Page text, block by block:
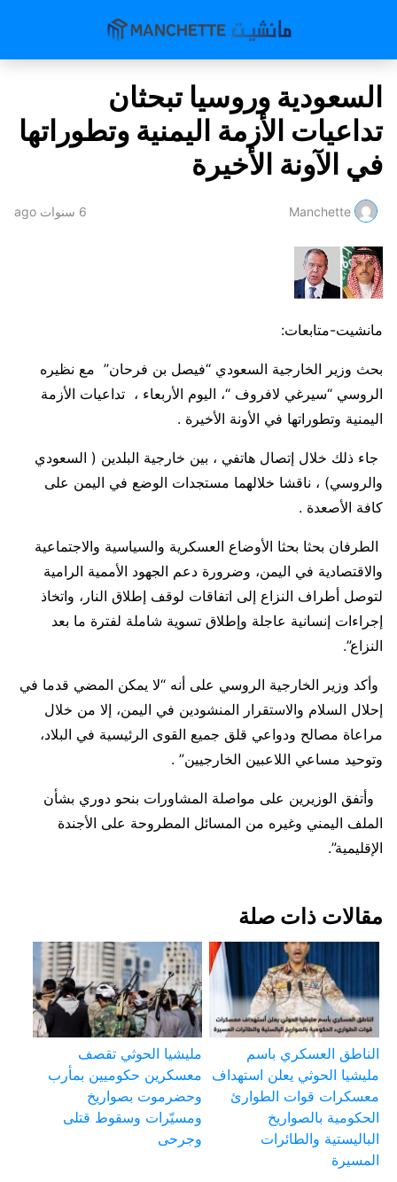
السعودية وروسيا تبحثان
تداعيات الأزمة اليمنية وتطوراتها
في الآونة الأخيرة
Manchette 6 سنوات ago
مانشيت-متابعات:
بحث وزير الخارجية السعودي “فيصل بن فرحان” مع نظيره
الروسي “سيرغي لافروف “، اليوم الأربعاء ، تداعيات الأزمة
اليمنية وتطوراتها في الأونة الأخيرة .
جاء ذلك خلال إتصال هاتفي ، بين خارجية البلدين ( السعودي
والروسي) ، ناقشا خلالهما مستجدات الوضع في اليمن على
كافة الأصعدة .
الطرفان بحثا بحثا الأوضاع العسكرية والسياسية والاجتماعية
والاقتصادية في اليمن، وضرورة دعم الجهود الأممية الرامية
لتوصل أطراف النزاع إلى اتفاقات لوقف إطلاق النار، واتخاذ
إجراءات إنسانية عاجلة وإطلاق تسوية شاملة لفترة ما بعد
النزاع”.
وأكد وزير الخارجية الروسي على أنه “لا يمكن المضي قدما في
إحلال السلام والاستقرار المنشودين في اليمن، إلا من خلال
مراعاة مصالح ودواعي قلق جميع القوى الرئيسية في البلاد،
وتوحيد مساعي اللاعبين الخارجيين” .
وأتفق الوزيرين على مواصلة المشاورات بنحو دوري بشأن
الملف اليمني وغيره من المسائل المطروحة على الأجندة
الإقليمية”.
مقالات ذات صلة
الناطق العسكري باسم
مليشيا الحوثي يعلن استهداف
معسكرات قوات الطوارئ
الحكومية بالصواريخ
الباليستية والطائرات
المسيرة
مليشيا الحوثي تقصف
معسكرين حكوميين بمأرب
وحضرموت بصواريخ
ومسيّرات وسقوط قتلى
وجرحى